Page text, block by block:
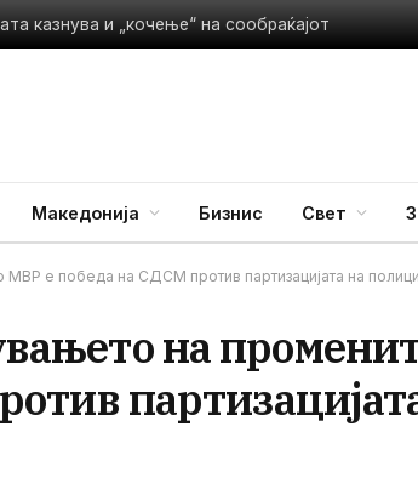
казнува и „кочење“ на сообраќајот
Македонија Бизнис Свет
е победа на СДСМ против партизацијата на
на